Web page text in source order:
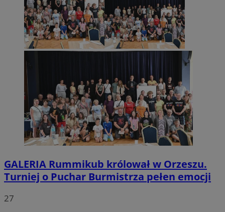
GALERIA Rummikub królował w Orzeszu.
Turniej o Puchar Burmistrza pełen emocji
27